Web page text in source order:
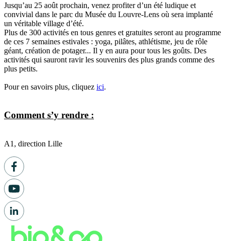
Jusqu’au 25 août prochain, venez profiter d’un été ludique et
convivial dans le parc du Musée du Louvre-Lens où sera implanté
un véritable village d’été.
Plus de 300 activités en tous genres et gratuites seront au programme
de ces 7 semaines estivales : yoga, pilâtes, athlétisme, jeu de rôle
géant, création de potager... Il y en aura pour tous les goûts. Des
activités qui sauront ravir les souvenirs des plus grands comme des
plus petits.
Pour en savoirs plus, cliquez ici.
Comment s’y rendre :
A1, direction Lille